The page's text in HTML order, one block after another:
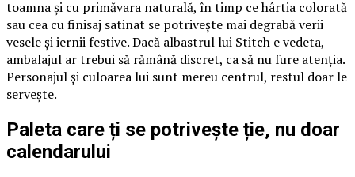
toamna și cu primăvara naturală, în timp ce hârtia colorată
sau cea cu finisaj satinat se potrivește mai degrabă verii
vesele și iernii festive. Dacă albastrul lui Stitch e vedeta,
ambalajul ar trebui să rămână discret, ca să nu fure atenția.
Personajul și culoarea lui sunt mereu centrul, restul doar le
servește.
Paleta care ți se potrivește ție, nu doar
calendarului